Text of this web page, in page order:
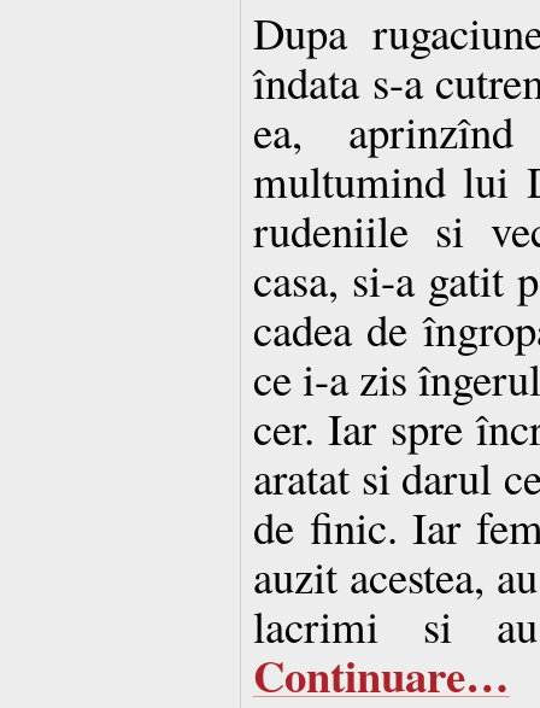
Dupa
îndata s-a
ea,
multumind lui
rudeniile si
casa, si-a gatit
cadea de
ce i-a zis
cer. Iar spre
aratat si darul
de finic. Iar
auzit acestea,
lacrimi si
Continuare…